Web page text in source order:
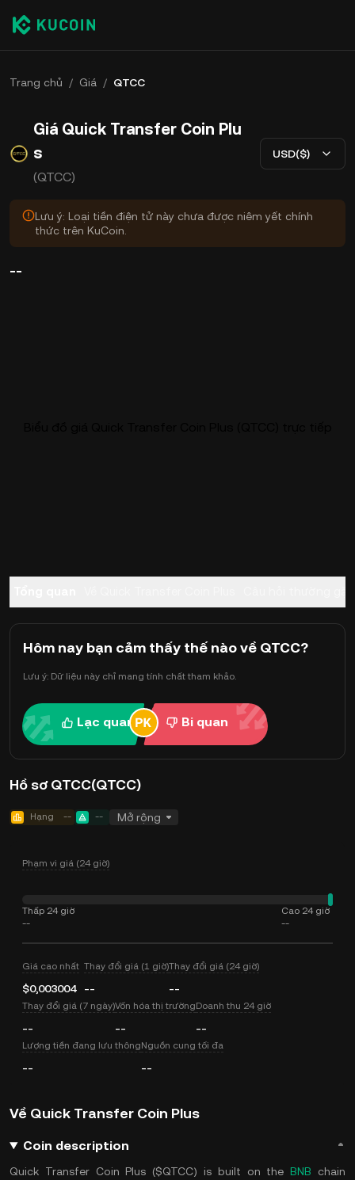
Trang chủ / Giá / QTCC
Giá Quick Transfer Coin Plu
s
(QTCC)
USD($)
Lưu ý: Loại tiền điện tử này chưa được niêm yết chính
thức trên KuCoin.
--
Hôm nay bạn cảm thấy thế nào về QTCC?
Lưu ý: Dữ liệu này chỉ mang tính chất tham khảo.
Lạc quan Bi quan
Hồ sơ QTCC(QTCC)
Hạng -- -- Mở rộng
Phạm vi giá (24 giờ)
Thấp 24 giờ
--
Cao 24 giờ
--
Giá cao nhất
$0,003004
Thay đổi giá (1 giờ)
--
Thay đổi giá (24 giờ)
--
Thay đổi giá (7 ngày)
--
Vốn hóa thị trường
--
Doanh thu 24 giờ
--
Lượng tiền đang lưu thông
--
Nguồn cung tối đa
--
Về Quick Transfer Coin Plus
Coin description
Quick Transfer Coin Plus ($QTCC) is built on theBNB chain